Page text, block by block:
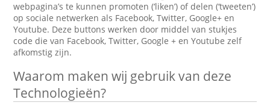
webpagina’s te kunnen promoten (‘liken’) of delen (‘tweeten’)
op sociale netwerken als Facebook, Twitter, Google+ en
Youtube. Deze buttons werken door middel van stukjes
code die van Facebook, Twitter, Google + en Youtube zelf
afkomstig zijn.
Waarom maken wij gebruik van deze
Technologieën?